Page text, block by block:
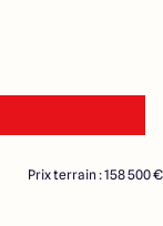
Prix terrain : 158 500 €